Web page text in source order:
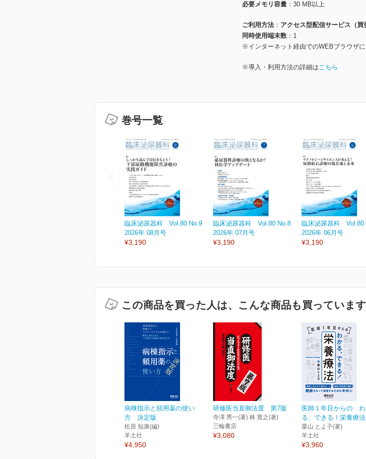
必要メモリ容量
30 MB以上
ご利用方法
アクセス型配信サービス（買
同時使用端末数
1
※インターネット経由でのWEBブラウザ
※導入・利用方法の詳細はこちら
巻号一覧
臨床泌尿器科 Vol.80 No.9
2026年 08月号
¥3,190
臨床泌尿器科 Vol.80 No.8
2026年 07月号
¥3,190
臨床泌尿器科 Vol.80
2026年 06月号
¥3,190
この商品を買った人は、こんな商品も買っています
病棟指示と頻用薬の使い
方 決定版
松原 知康(編)
羊土社
¥4,950
研修医当直御法度 第7版
寺澤 秀一(著) 林 寛之(著)
三輪書店
¥3,080
医師１年目からの
る、できる！栄養療法
栗山 とよ子(著)
羊土社
¥3,960